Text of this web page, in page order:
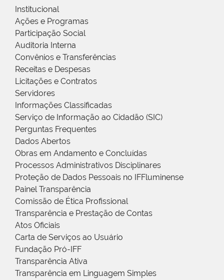
Institucional
Ações e Programas
Participação Social
Auditoria Interna
Convênios e Transferências
Receitas e Despesas
Licitações e Contratos
Servidores
Informações Classificadas
Serviço de Informação ao Cidadão (SIC)
Perguntas Frequentes
Dados Abertos
Obras em Andamento e Concluídas
Processos Administrativos Disciplinares
Proteção de Dados Pessoais no IFFluminense
Painel Transparência
Comissão de Ética Profissional
Transparência e Prestação de Contas
Atos Oficiais
Carta de Serviços ao Usuário
Fundação Pró-IFF
Transparência Ativa
Transparência em Linguagem Simples